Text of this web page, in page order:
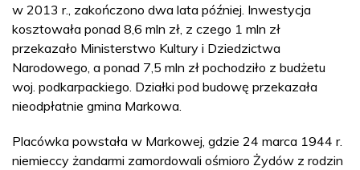
w 2013 r., zakończono dwa lata później. Inwestycja
kosztowała ponad 8,6 mln zł, z czego 1 mln zł
przekazało Ministerstwo Kultury i Dziedzictwa
Narodowego, a ponad 7,5 mln zł pochodziło z budżetu
woj. podkarpackiego. Działki pod budowę przekazała
nieodpłatnie gmina Markowa.
Placówka powstała w Markowej, gdzie 24 marca 1944 r.
niemieccy żandarmi zamordowali ośmioro Żydów z rodzin